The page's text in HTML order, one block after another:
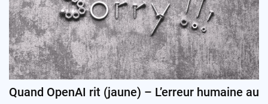
Quand OpenAI rit (jaune) – L’erreur humaine au